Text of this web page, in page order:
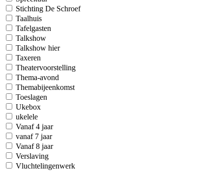
Stichting De Schroef
Taalhuis
Tafelgasten
Talkshow
Talkshow hier
Taxeren
Theatervoorstelling
Thema-avond
Themabijeenkomst
Toeslagen
Ukebox
ukelele
Vanaf 4 jaar
vanaf 7 jaar
Vanaf 8 jaar
Verslaving
Vluchtelingenwerk